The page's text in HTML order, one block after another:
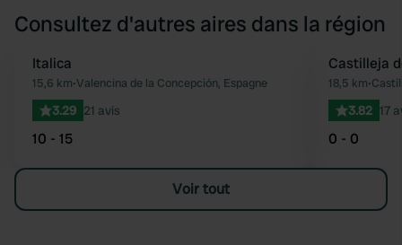
Consultez d'autres aires dans la région
Préféré
Italica
15,6 km•Valencina de la Concepción, Espagne
3.29 21 avis
10 - 15
Castilleja
18,5 km•
3.82 17
0 - 0
Voir tout